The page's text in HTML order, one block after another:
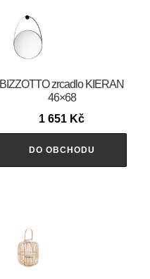
BIZZOTTO zrcadlo KIERAN
46×68
1 651 Kč
DO OBCHODU